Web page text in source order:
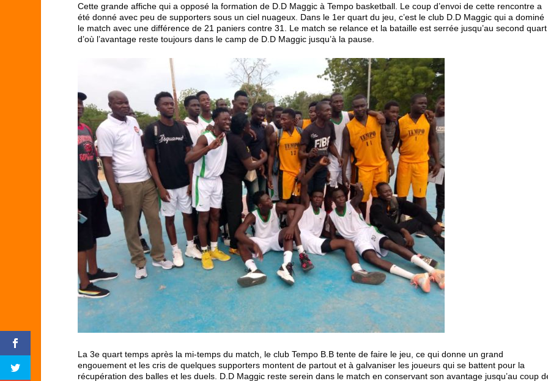
Cette grande affiche qui a opposé la formation de D.D Maggic à Tempo basketball. Le coup d’envoi de cette rencontre a
été donné avec peu de supporters sous un ciel nuageux. Dans le 1er quart du jeu, c’est le club D.D Maggic qui a dominé
le match avec une différence de 21 paniers contre 31. Le match se relance et la bataille est serrée jusqu’au second quart
d’où l’avantage reste toujours dans le camp de D.D Maggic jusqu’à la pause.
La 3e quart temps après la mi-temps du match, le club Tempo B.B tente de faire le jeu, ce qui donne un grand
engouement et les cris de quelques supporters montent de partout et à galvaniser les joueurs qui se battent pour la
récupération des balles et les duels. D.D Maggic reste serein dans le match en conservant son avantage jusqu’au coup